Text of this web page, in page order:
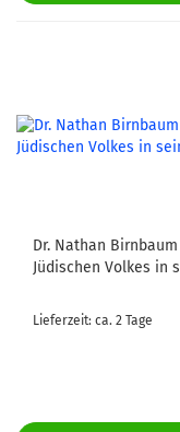
Dr. Nathan
Jüdischen Volkes in
Lieferzeit: ca. 2 Tage